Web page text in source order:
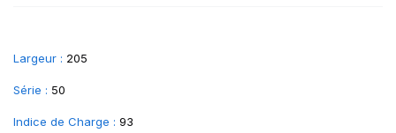
Largeur : 205
Série : 50
Indice de Charge : 93